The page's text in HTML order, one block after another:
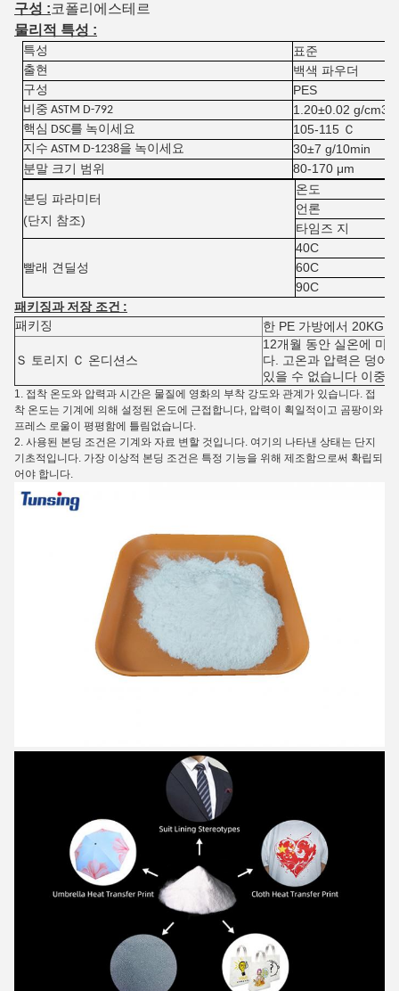
구성 :코폴리에스테르
물리적 특성 :
특성 표준
출현 백색 파우더
구성 PES
비중 ASTM D-792 1.20±0.02 g/cm3
핵심 DSC를 녹이세요 105-115 Ｃ
지수 ASTM D-1238을 녹이세요
30±7 g/10min
분말 크기 범위
80-170 μm
본딩 파라미터
(단지 참조)
온도
언론
타임즈 지
빨래 견딜성
40C
60C
90C
패키징과 저장 조건 :
패키징
한 PE 가방에서 20KG
Ｓ 토리지 Ｃ 온디션스
12개월 동안 실온에 마
다. 고온과 압력은 덩어
있을 수 없습니다 이중
1. 접착 온도와 압력과 시간은 물질에 영화의 부착 강도와 관계가 있습니다. 접
착 온도는 기계에 의해 설정된 온도에 근접합니다, 압력이 획일적이고 곰팡이와
프레스 로울이 평평함에 틀림없습니다.
2. 사용된 본딩 조건은 기계와 자료 변할 것입니다. 여기의 나타낸 상태는 단지
기초적입니다. 가장 이상적 본딩 조건은 특정 기능을 위해 제조함으로써 확립되
어야 합니다.